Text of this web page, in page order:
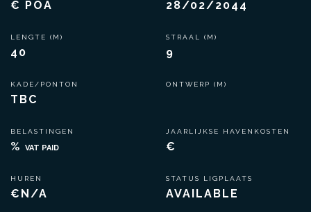
€ POA
LENGTE (M)
40
KADE/PONTON
TBC
BELASTINGEN
% VAT PAID
HUREN
€N/A
28/02/2044
STRAAL (M)
9
ONTWERP (M)
JAARLIJKSE HAVENKOSTEN
€
STATUS LIGPLAATS
AVAILABLE